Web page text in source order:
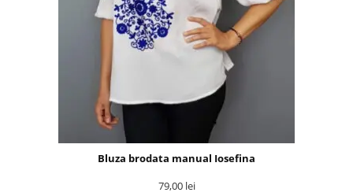
Bluza brodata manual Iosefina
79,00 lei